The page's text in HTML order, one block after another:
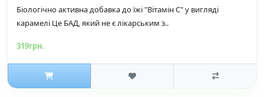
Біологічно активна добавка до їжі "Вітамін C" у вигляді
карамелі Це БАД, який не є лікарським з..
319грн.